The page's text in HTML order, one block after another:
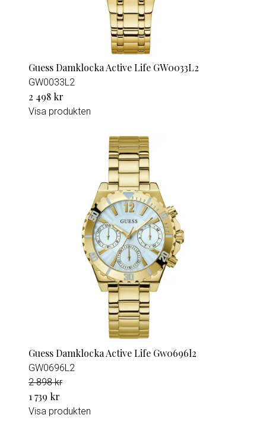
Guess Damklocka Active Life GW0033L2
GW0033L2
2 498 kr
Visa produkten
Guess Damklocka Active Life Gw0696l2
GW0696L2
2 898 kr
1 739 kr
Visa produkten